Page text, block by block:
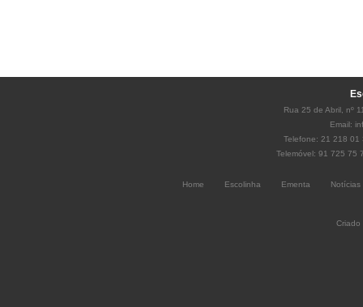
Rua 25 de Abril, nº
Email:
Telefone: 21 218 01
Telemóvel: 91 725 75
Home Escolinha Ementa Notícias